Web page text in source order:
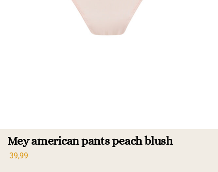
Mey american pants peach blush
39,99